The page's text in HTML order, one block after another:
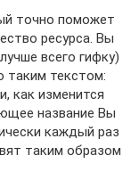
точно поможет
ресурса. Вы
всего гифку)
таким текстом:
как изменится
название Вы
каждый раз
таким образом